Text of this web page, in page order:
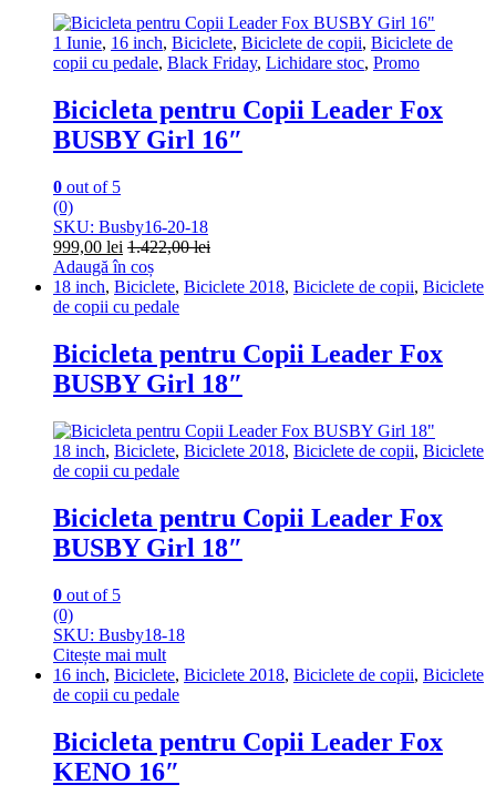
1 Iunie, 16 inch, Biciclete, Biciclete de copii, Biciclete de
copii cu pedale, Black Friday, Lichidare stoc, Promo
Bicicleta pentru Copii Leader Fox
BUSBY Girl 16″
0 out of 5
(0)
SKU: Busby16-20-18
999,00 lei 1.422,00lei
Adaugă în coș
18 inch, Biciclete, Biciclete 2018, Biciclete de copii, Biciclete
de copii cu pedale
Bicicleta pentru Copii Leader Fox
BUSBY Girl 18″
18 inch, Biciclete, Biciclete 2018, Biciclete de copii, Biciclete
de copii cu pedale
Bicicleta pentru Copii Leader Fox
BUSBY Girl 18″
0 out of 5
(0)
SKU: Busby18-18
Citește mai mult
16 inch, Biciclete, Biciclete 2018, Biciclete de copii, Biciclete
de copii cu pedale
Bicicleta pentru Copii Leader Fox
KENO 16″